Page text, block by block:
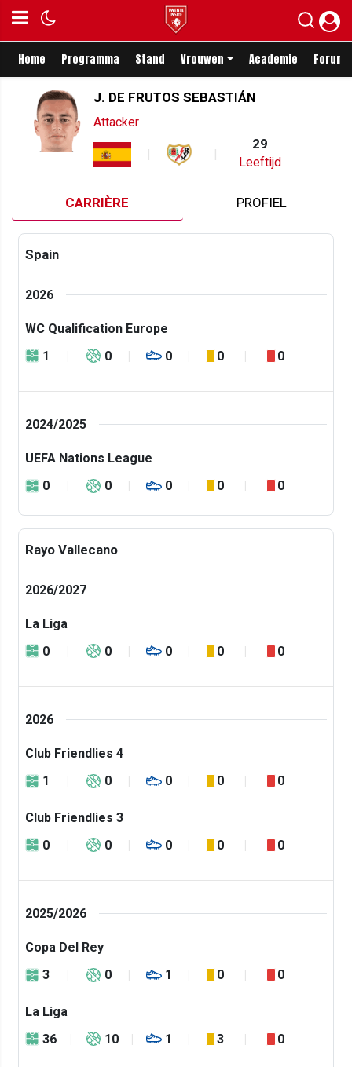
Home Programma Stand Vrouwen Academie Forum
J. DE FRUTOS SEBASTIÁN
Attacker
29
Leeftijd
CARRIÈRE PROFIEL
Spain
2026
WC Qualification Europe
1
0 0 0 0
2024/2025
UEFA Nations League
0
0 0 0 0
Rayo Vallecano
2026/2027
La Liga
0
0 0 0 0
2026
Club Friendlies 4
1
0 0 0 0
Club Friendlies 3
0
0 0 0 0
2025/2026
Copa Del Rey
3
0 1 0 0
La Liga
36
10 1 3 0